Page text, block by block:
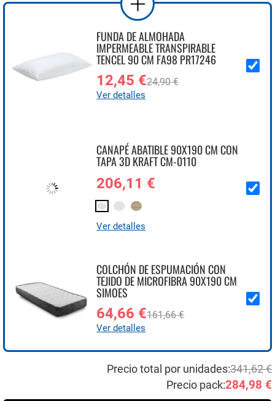
FUNDA DE ALMOHADA
IMPERMEABLE TRANSPIRABLE
TENCEL 90 CM FA98 PR17246
12,45 €24,90 €
Ver detalles
CANAPÉ ABATIBLE 90X190 CM CON
TAPA 3D KRAFT CM-0110
206,11 €
Ver detalles
COLCHÓN DE ESPUMACIÓN CON
TEJIDO DE MICROFIBRA 90X190 CM
SIMOES
64,66 €161,66 €
Ver detalles
Precio total por unidades:341,62 €
Precio pack:284,98 €